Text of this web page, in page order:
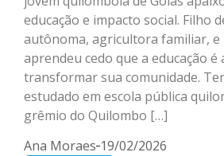
educação e impacto social. Filho
autônoma, agricultora familiar,
aprendeu cedo que a educação é
transformar sua comunidade.
estudado em escola pública
grêmio do Quilombo […]
Ana Moraes 19/02/2026